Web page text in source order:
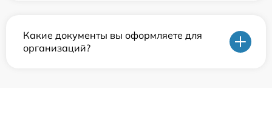
Какие документы вы оформляете для
организаций?